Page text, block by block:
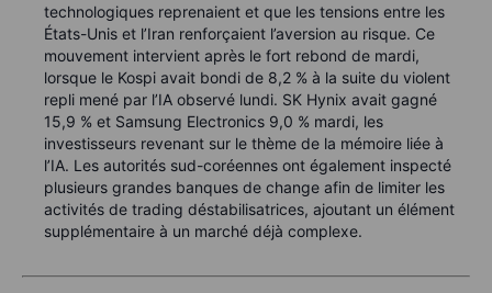
technologiques reprenaient et que les tensions entre les
États-Unis et l’Iran renforçaient l’aversion au risque. Ce
mouvement intervient après le fort rebond de mardi,
lorsque le Kospi avait bondi de 8,2 % à la suite du violent
repli mené par l’IA observé lundi. SK Hynix avait gagné
15,9 % et Samsung Electronics 9,0 % mardi, les
investisseurs revenant sur le thème de la mémoire liée à
l’IA. Les autorités sud-coréennes ont également inspecté
plusieurs grandes banques de change afin de limiter les
activités de trading déstabilisatrices, ajoutant un élément
supplémentaire à un marché déjà complexe.